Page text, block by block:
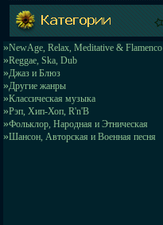
»NewAge, Relax, Meditative & Flamenco
»Reggae, Ska, Dub
»Джаз и Блюз
»Другие жанры
»Классическая музыка
»Рэп, Хип-Хоп, R'n'B
»Фольклор, Народная и Этническая
»Шансон, Авторская и Военная песня